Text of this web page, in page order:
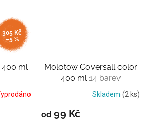
305 Kč
–5 %
400 ml
Molotow Coversall color
400 ml14 barev
Skladem (2 ks)
od 99 Kč